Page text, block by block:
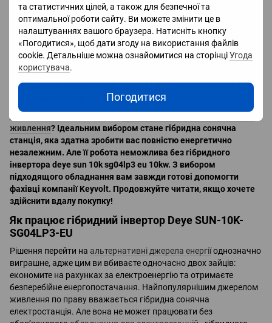
та статистичних цілей, а також для безпечної та
оптимальної роботи сайту. Ви можете змінити це в
налаштуваннях вашого браузера. Натисніть кнопку
«Погодитися», щоб дати згоду на використання файлів
cookie. Детальніше можна ознайомитися на сторінціУгода
користувача.
Погодитися
Ступінь захисту від навколишнього середовища IP65
Фізичні характеристики
Габаритний розмір, мм 658х422х281
Вага, кг 36,8
Гібридний інвертор Deye SUN-10K-SG04LP3-EU:
особливості та переваги
живлення? Ідеальним вибором стане гібридна сонячна
станція, яка здатна зробити вас повністю енергетично
незалежним. Але її робота неможлива без гібридного
інвертора deye sun 10k sg04lp3 eu 10kw. З вибором
підходящого обладнання вам завжди готові допомогти
фахівці компанії Keyvolt. Продовжуйте читати, якщо хочете
здійснити вдалу покупку!
Як працює гібридний інвертор Deye SUN-10K-
SG04LP3-EU
Рішення перейти на альтернативні джерела енергіїоднозначно
виграшне, адже цим ви вбиваєте одночасно двох зайців:
економите на рахунках за електроенергію та отримаєте
безперебійне енергопостачання. Найпопулярнішим джерелом
живлення по праву вважається гібридна сонячна
електростанція. Але вона не может працювати без